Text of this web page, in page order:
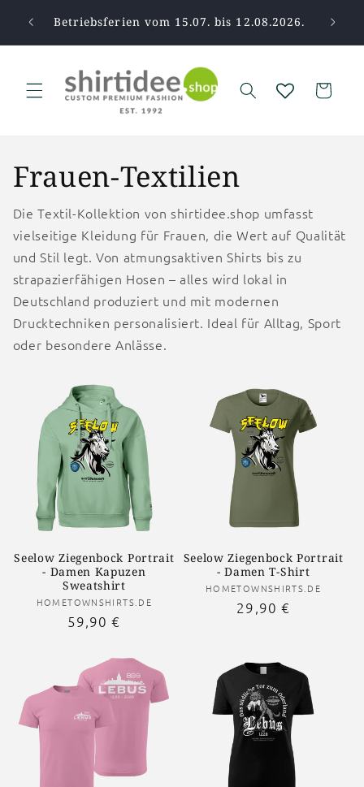
zum
Betriebsferien vom 15.07. bis 12.08.2026.
Warenkorb
Frauen-Textilien
Die Textil-Kollektion von shirtidee.shop umfasst
vielseitige Kleidung für Frauen, die Wert auf Qualität
und Stil legt. Von atmungsaktiven Shirts bis zu
strapazierfähigen Hosen – alles wird lokal in
Deutschland produziert und mit modernen
Drucktechniken personalisiert. Ideal für Alltag, Sport
oder besondere Anlässe.
Seelow Ziegenbock Portrait
- Damen Kapuzen
Sweatshirt
Anbieter:
HOMETOWNSHIRTS.DE
Normaler
59,90 €
Seelow Ziegenbock Portrait
- Damen T-Shirt
Anbieter:
HOMETOWNSHIRTS.DE
Normaler
29,90 €